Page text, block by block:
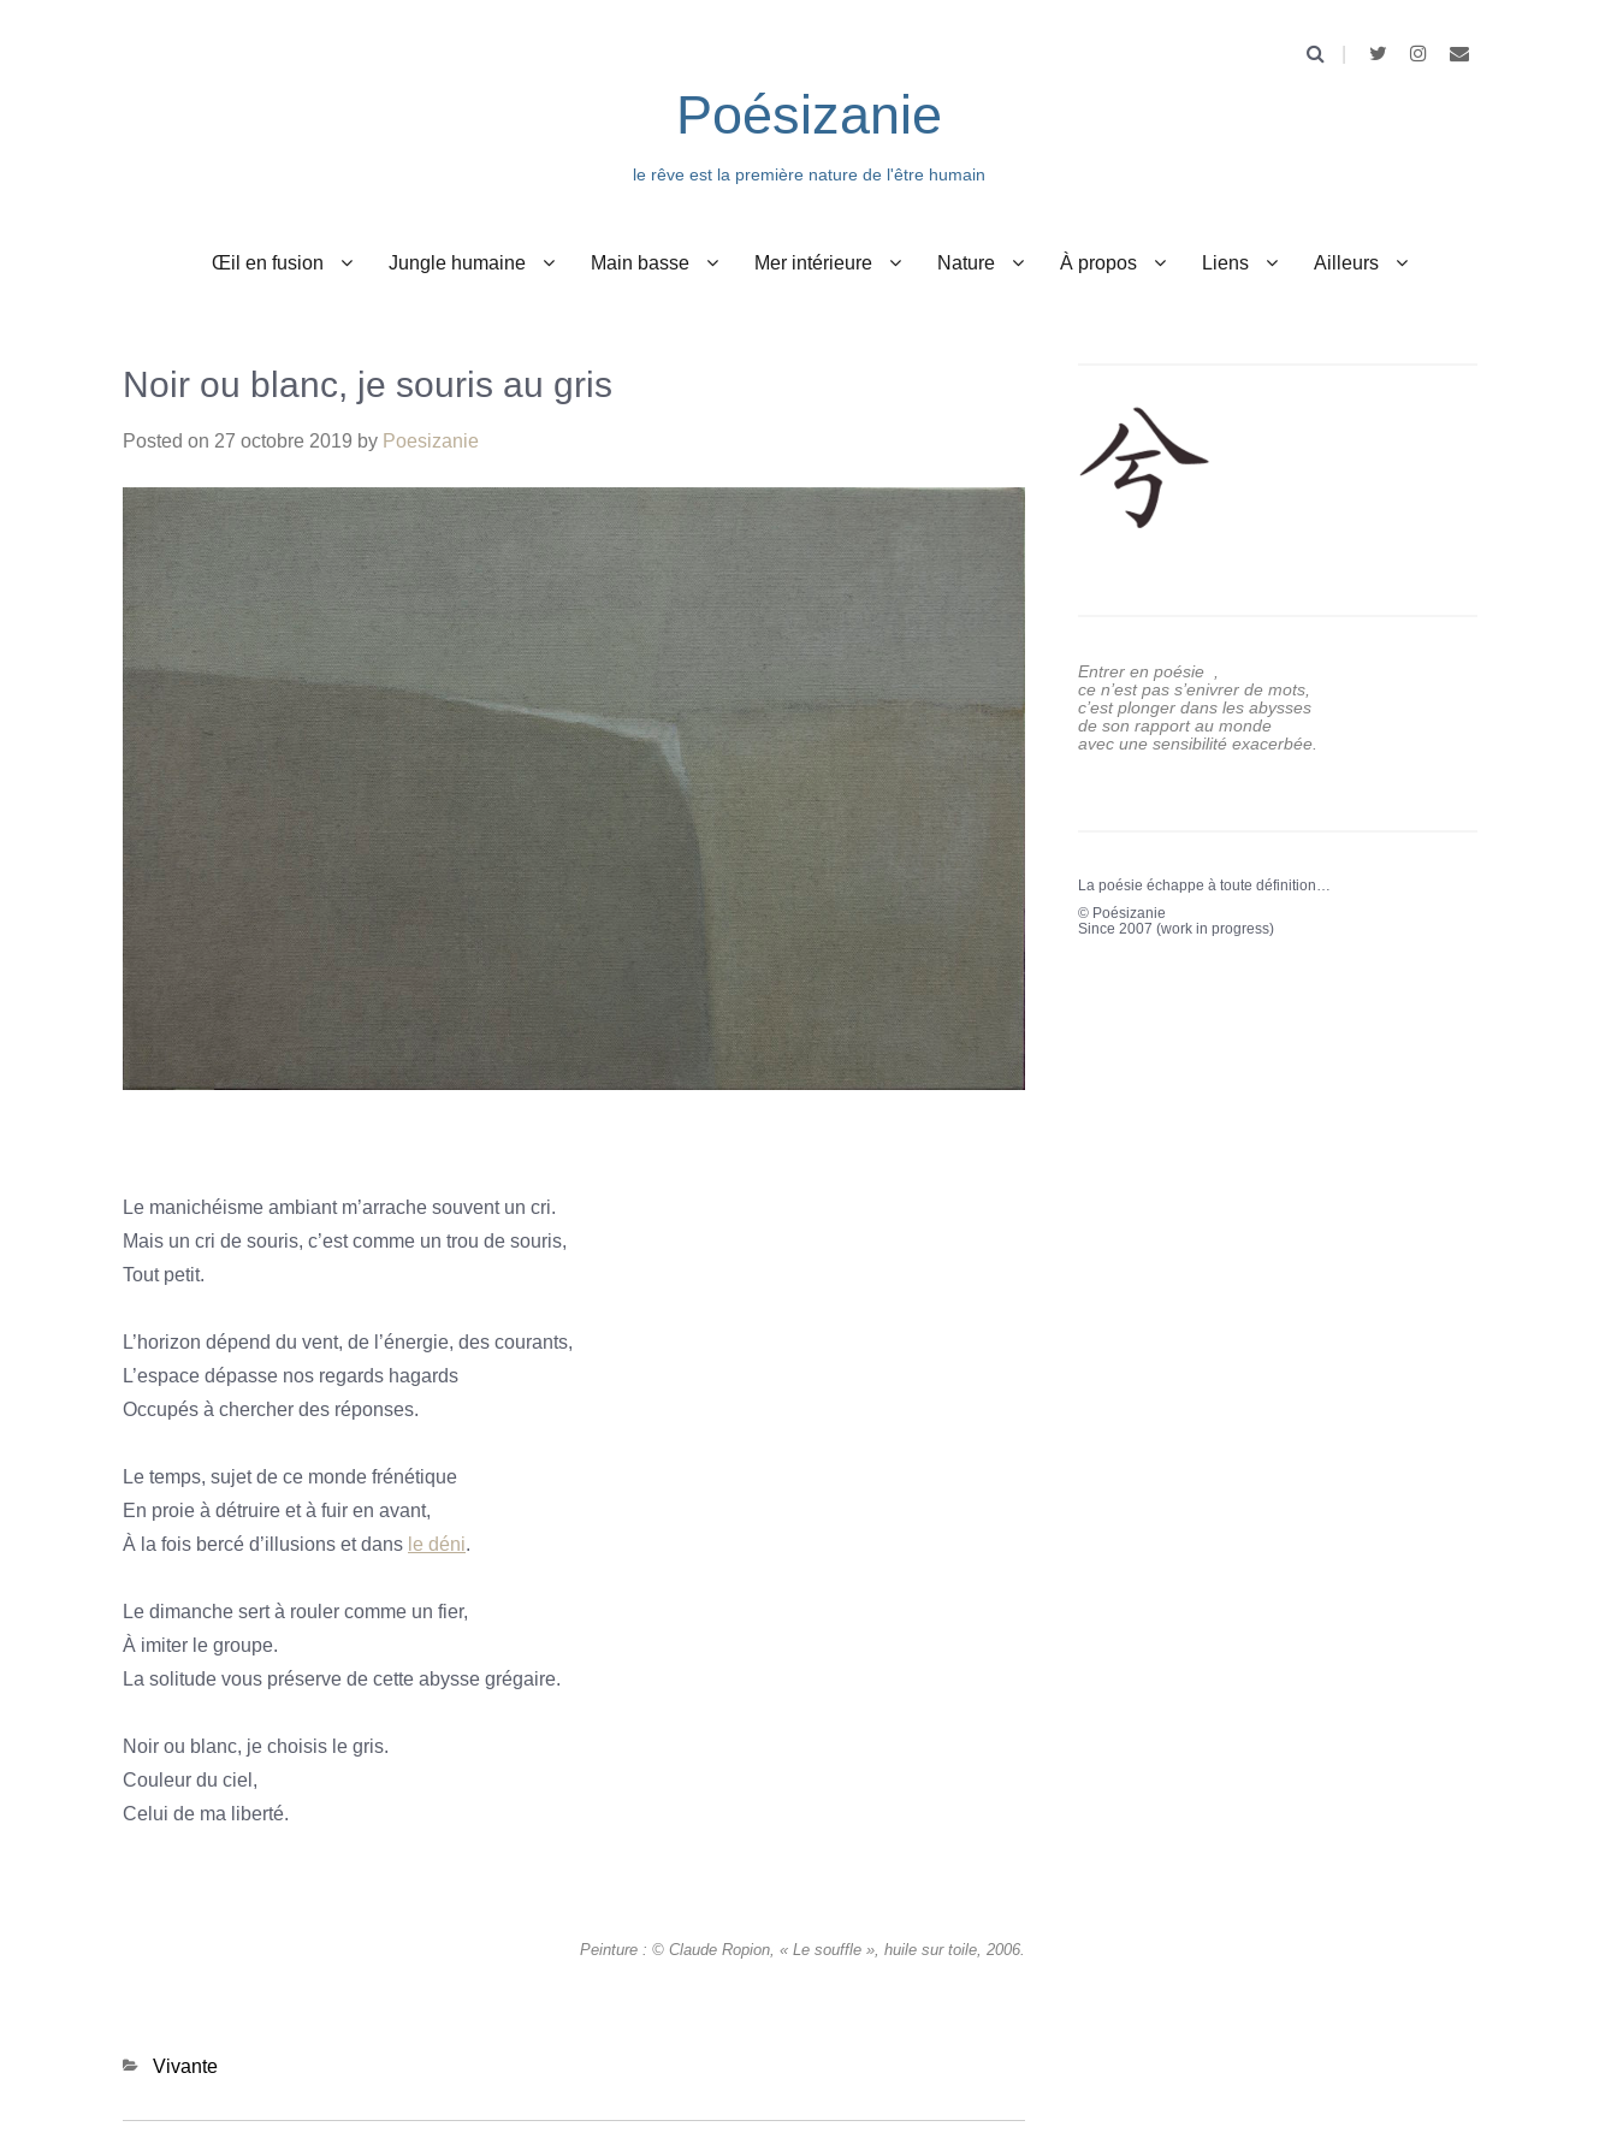
Poésizanie
le rêve est la première nature de l'être humain
Œil en fusion Jungle humaine Main basse Mer intérieure Nature À propos Liens Ailleurs
Noir ou blanc, je souris au gris
Posted on 27 octobre 2019 by Poesizanie
Le manichéisme ambiant m’arrache souvent un cri.
Mais un cri de souris, c’est comme un trou de souris,
Tout petit.
L’horizon dépend du vent, de l’énergie, des courants,
L’espace dépasse nos regards hagards
Occupés à chercher des réponses.
Le temps, sujet de ce monde frénétique
En proie à détruire et à fuir en avant,
À la fois bercé d’illusions et dans le déni.
Le dimanche sert à rouler comme un fier,
À imiter le groupe.
La solitude vous préserve de cette abysse grégaire.
Noir ou blanc, je choisis le gris.
Couleur du ciel,
Celui de ma liberté.
Peinture : © Claude Ropion, « Le souffle », huile sur toile, 2006.
Categories
Vivante
Entrer en poésie ,
ce n’est pas s’enivrer de mots,
c’est plonger dans les abysses
de son rapport au monde
avec une sensibilité exacerbée.
La poésie échappe à toute définition…
© Poésizanie
Since 2007 (work in progress)